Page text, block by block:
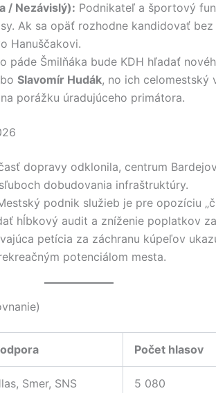
/ Nezávislý): Podnikateľ a športový
Ak sa opäť rozhodne kandidovať
Hanuščakovi.
páde Šmilňáka bude KDH hľadať
Slavomír Hudák, no ich celomestský
porážku úradujúceho primátora.
dopravy odklonila, centrum
dobudovania infraštruktúry.
podnik služieb je pre opozíciu
hĺbkový audit a zníženie poplatkov
petícia za záchranu kúpeľov
potenciálom mesta.
Počet hlasov
Smer, SNS 5 080